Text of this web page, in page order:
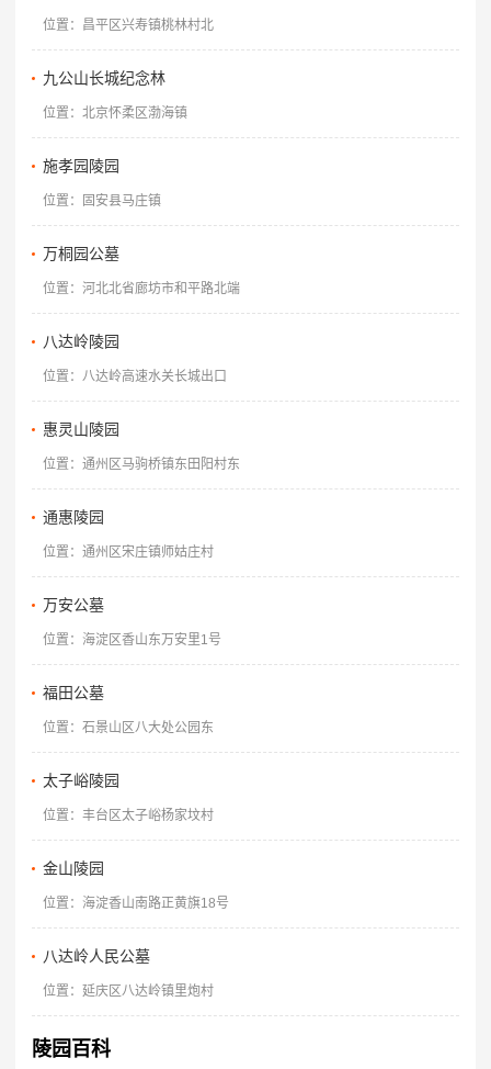
位置：昌平区兴寿镇桃林村北
九公山长城纪念林
位置：北京怀柔区渤海镇
施孝园陵园
位置：固安县马庄镇
万桐园公墓
位置：河北北省廊坊市和平路北端
八达岭陵园
位置：八达岭高速水关长城出口
惠灵山陵园
位置：通州区马驹桥镇东田阳村东
通惠陵园
位置：通州区宋庄镇师姑庄村
万安公墓
位置：海淀区香山东万安里1号
福田公墓
位置：石景山区八大处公园东
太子峪陵园
位置：丰台区太子峪杨家坟村
金山陵园
位置：海淀香山南路正黄旗18号
八达岭人民公墓
位置：延庆区八达岭镇里炮村
陵园百科